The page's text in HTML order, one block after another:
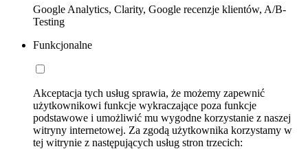
Google Analytics, Clarity, Google recenzje klientów, A/B-
Testing
Funkcjonalne
Akceptacja tych usług sprawia, że możemy zapewnić
użytkownikowi funkcje wykraczające poza funkcje
podstawowe i umożliwić mu wygodne korzystanie z naszej
witryny internetowej. Za zgodą użytkownika korzystamy w
tej witrynie z następujących usług stron trzecich: